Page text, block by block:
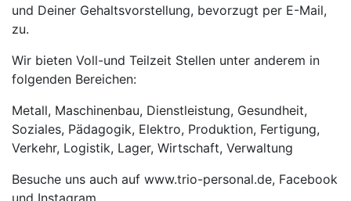
und Deiner Gehaltsvorstellung, bevorzugt per E-Mail,
zu.
Wir bieten Voll-und Teilzeit Stellen unter anderem in
folgenden Bereichen:
Metall, Maschinenbau, Dienstleistung, Gesundheit,
Soziales, Pädagogik, Elektro, Produktion, Fertigung,
Verkehr, Logistik, Lager, Wirtschaft, Verwaltung
Besuche uns auch auf www.trio-personal.de, Facebook
und Instagram